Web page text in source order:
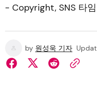
- Copyright, SNS 타
by 원성욱 기자